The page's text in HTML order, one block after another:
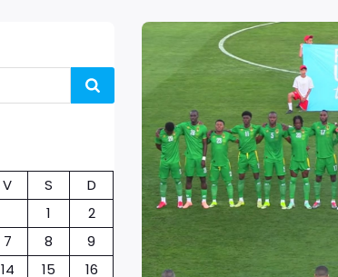
V S
D
1
2
7 8
9
14 15 16